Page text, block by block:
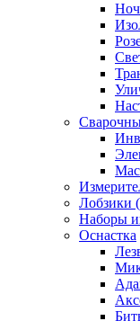
Лобзики
Наборы
Оснастка